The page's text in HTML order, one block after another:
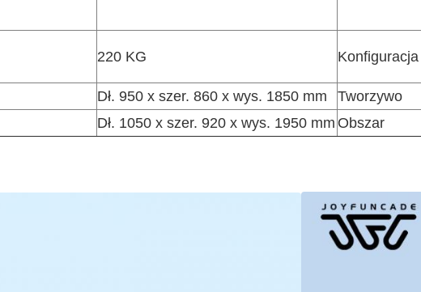
220 KG
Dł. 950 x szer. 860 x wys. 1850 mm Tworzywo
Dł. 1050 x szer. 920 x wys. 1950 mm Obszar